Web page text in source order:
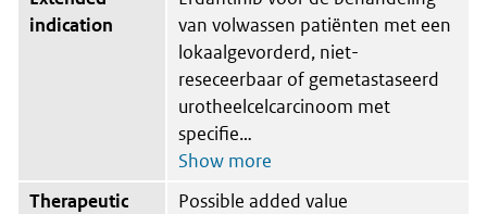
indication
van volwassen patiënten met een
lokaalgevorderd, niet-
reseceerbaar of gemetastaseerd
urotheelcelcarcinoom met
specifie
Therapeutic
Possible added value